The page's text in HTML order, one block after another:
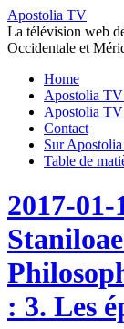
Apostolia TV
La télévision web
Occidentale et
Home
Apostolia
Apostolia
Contact
Sur
Table de
2017-
: 3. Les